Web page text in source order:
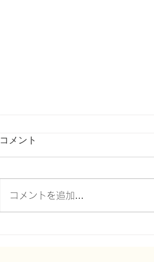
コメント
コメントを追加…